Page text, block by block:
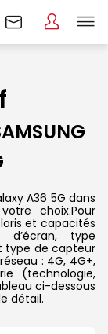
A36 5G dans
choix.Pour
et capacités
type
type de capteur
: 4G, 4G+,
(technologie,
ci-dessous
détail.